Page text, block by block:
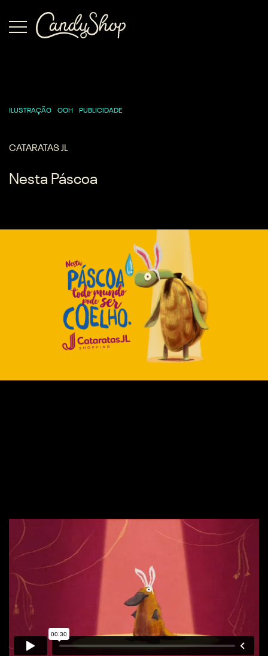
ILUSTRAÇÃO OOH PUBLICIDADE
CATARATAS JL
Nesta Páscoa